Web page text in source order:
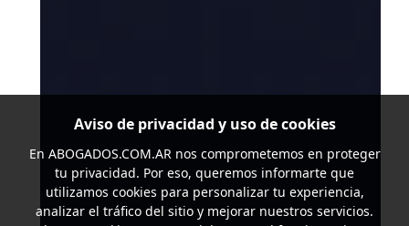
Aviso de privacidad y uso de cookies
En ABOGADOS.COM.ARnos comprometemos en proteger
tu privacidad. Por eso, queremos informarte que
utilizamos cookies para personalizar tu experiencia,
analizar el tráfico del sitio y mejorar nuestros servicios.